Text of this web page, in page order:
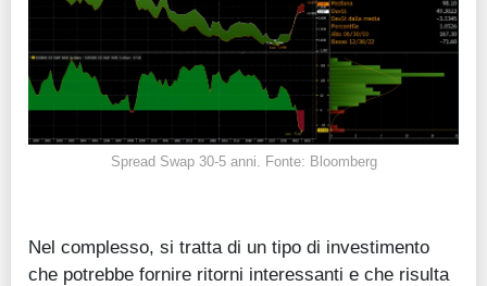
Spread Swap 30-5 anni. Fonte: Bloomberg
Nel complesso, si tratta di un tipo di investimento
che potrebbe fornire ritorni interessanti e che risulta